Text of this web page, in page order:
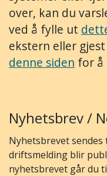
over, kan du
ved å fylle ut
ekstern eller
denne siden for å
Nyhetsbrev /
Nyhetsbrevet sendes
driftsmelding blir
nyhetsbrevet går du